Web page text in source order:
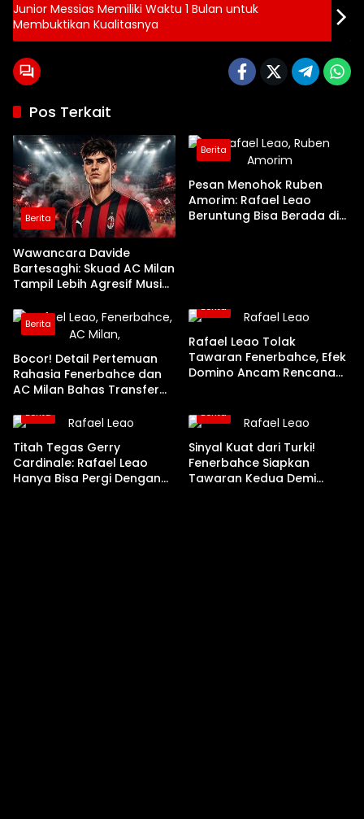
Junior Messias Memiliki Waktu 1 Bulan untuk
Membuktikan Kualitasnya
Pos Terkait
Berita
Wawancara Davide
Bartesaghi: Skuad AC Milan
Tampil Lebih Agresif Musim
Berita
Pesan Menohok Ruben
Amorim: Rafael Leao
Beruntung Bisa Berada di
Berita
Bocor! Detail Pertemuan
Rahasia Fenerbahce dan
AC Milan Bahas Transfer
Berita
Rafael Leao Tolak
Tawaran Fenerbahce, Efek
Domino Ancam Rencana
Berita
Titah Tegas Gerry
Cardinale: Rafael Leao
Hanya Bisa Pergi Dengan
Berita
Sinyal Kuat dari Turki!
Fenerbahce Siapkan
Tawaran Kedua Demi